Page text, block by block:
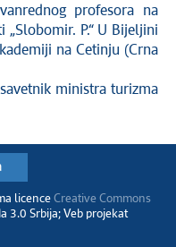
profesora na
P.“ U Bijeljini
na Cetinju (Crna
ministra turizma
licence Creative Commons
3.0 Srbija; Veb projekat